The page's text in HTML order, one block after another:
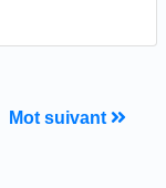
Mot suivant